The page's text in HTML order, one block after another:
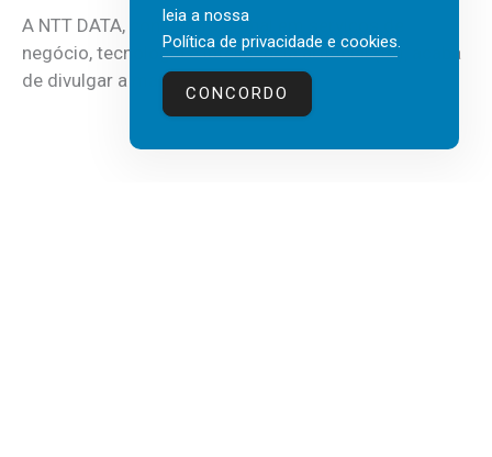
A NTT DATA, consultora global em serviços de
negócio, tecnologia e inteligência artificial (IA), acaba
de divulgar a mais recente...
leia a nossa
Política de privacidade e cookies.
CONCORDO